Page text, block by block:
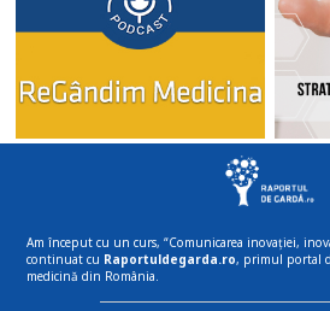
Am început cu un curs, “Comunicarea inovației,
continuat cu Raportuldegarda.ro, primul portal
medicină din România.